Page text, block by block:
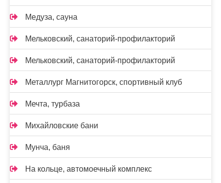
Медуза, сауна
Мельковский, санаторий-профилакторий
Мельковский, санаторий-профилакторий
Металлург Магнитогорск, спортивный клуб
Мечта, турбаза
Михайловские бани
Мунча, баня
На кольце, автомоечный комплекс